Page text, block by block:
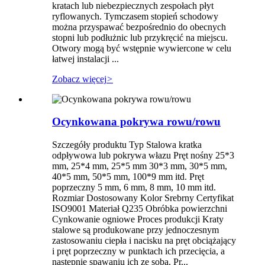
kratach lub niebezpiecznych zespołach płyt
ryflowanych. Tymczasem stopień schodowy
można przyspawać bezpośrednio do obecnych
stopni lub podłużnic lub przykręcić na miejscu.
Otwory mogą być wstępnie wywiercone w celu
łatwej instalacji ...
Zobacz więcej>
Ocynkowana pokrywa rowu/rowu
Szczegóły produktu Typ Stalowa kratka
odpływowa lub pokrywa włazu Pręt nośny 25*3
mm, 25*4 mm, 25*5 mm 30*3 mm, 30*5 mm,
40*5 mm, 50*5 mm, 100*9 mm itd. Pręt
poprzeczny 5 mm, 6 mm, 8 mm, 10 mm itd.
Rozmiar Dostosowany Kolor Srebrny Certyfikat
ISO9001 Materiał Q235 Obróbka powierzchni
Cynkowanie ogniowe Proces produkcji Kraty
stalowe są produkowane przy jednoczesnym
zastosowaniu ciepła i nacisku na pręt obciążający
i pręt poprzeczny w punktach ich przecięcia, a
następnie spawaniu ich ze sobą. Pr...